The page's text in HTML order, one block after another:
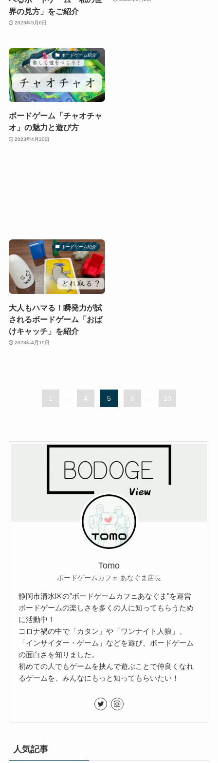
界の見方」をご紹介
2023年5月6日
ボードゲーム紹介
ボードゲーム「チャオチャ
オ」の魅力と遊び方
2023年4月20日
ボードゲーム紹介
大人もハマる！瞬発力が試
されるボードゲーム「おば
けキャッチ」を紹介
2023年4月19日
1 4 5 6 10
Tomo
ボードゲームカフェ あなぐま店長
静岡市清水区の"ボードゲームカフェあなぐま"を運営
ボードゲームの楽しさを多くの人に知ってもらうため
に活動中！
コロナ禍の中で「カタン」や「ワンナイト人狼」、
「インサイダー・ゲーム」などを遊び、ボードゲーム
の面白さを知りました。
初めての人でもゲームを挟んで遊ぶことで仲良くなれ
るゲームを、みんなにもっと知ってもらいたい！
人気記事